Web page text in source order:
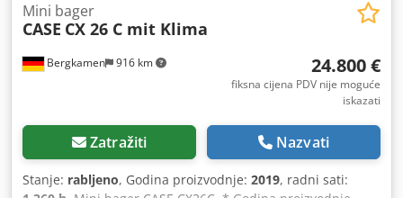
Bergkamen 916 km
Mini bager
CASE CX 26 C mit Klima
24.800 €
fiksna cijena PDV nije moguće
iskazati
Zatražiti Nazvati
Stanje: rabljeno, Godina proizvodnje: 2019, radni sati: